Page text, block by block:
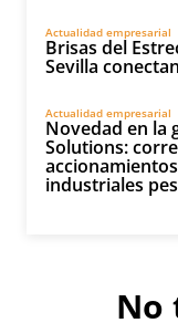
Actualidad empresarial
Brisas del
Sevilla
Actualidad empresarial
Novedad en la
Solutions:
industriales
No